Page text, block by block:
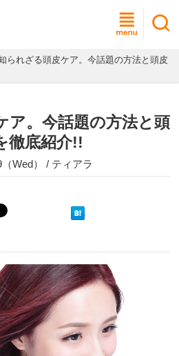
られざる頭皮ケア。今話題の方法と頭皮
ア。今話題の方法と頭
徹底紹介!!
Wed） / ティアラ